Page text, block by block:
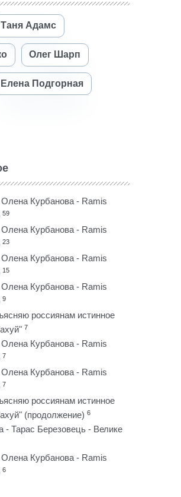
Таня Адамс
Олег Шарп
Елена Подгорная
Курбанова - Ramis
59
Курбанова - Ramis
23
Курбанова - Ramis
15
Курбанова - Ramis
9
россиянам истинное
7
Курбанова - Ramis
7
Курбанова - Ramis
7
россиянам истинное
(продолжение) 6
- Тарас Березовець - Велике
Курбанова - Ramis
6